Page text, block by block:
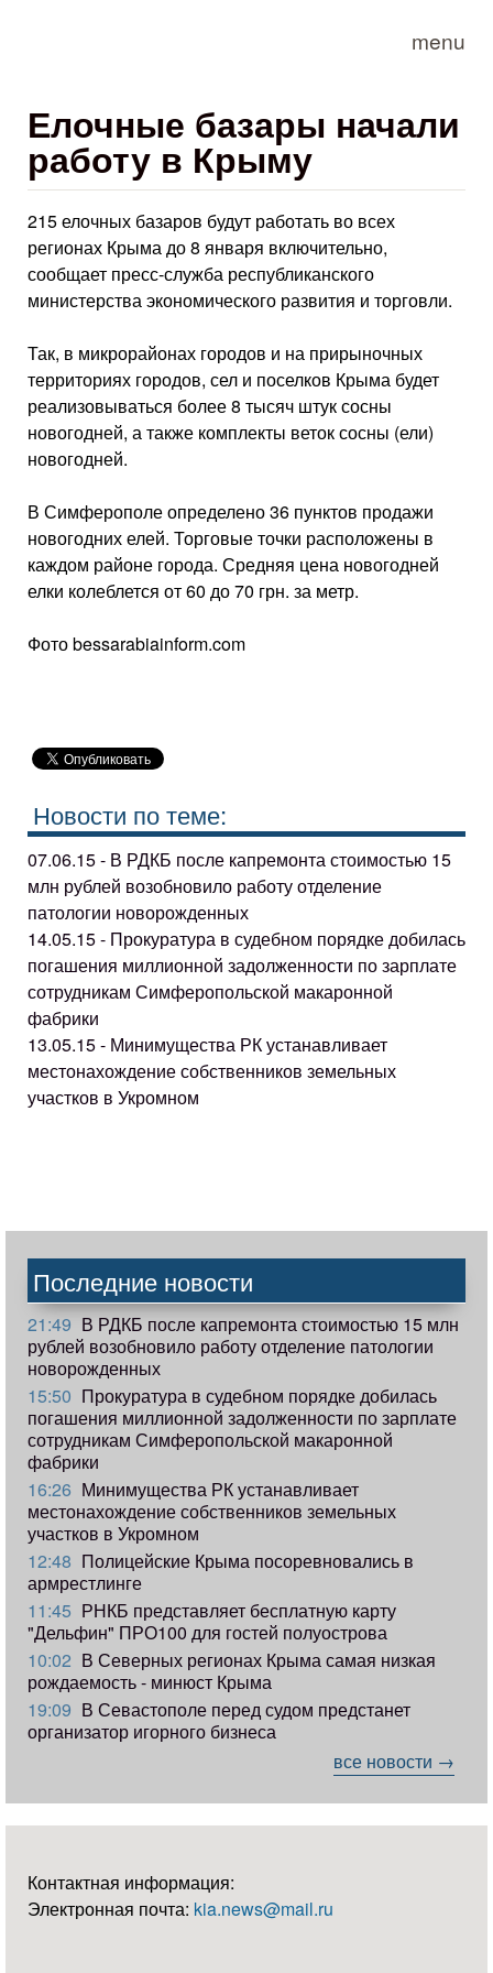
menu
Елочные базары начали
работу в Крыму
215 елочных базаров будут работать во всех
регионах Крыма до 8 января включительно,
сообщает пресс-служба республиканского
министерства экономического развития и торговли.
Так, в микрорайонах городов и на прирыночных
территориях городов, сел и поселков Крыма будет
реализовываться более 8 тысяч штук сосны
новогодней, а также комплекты веток сосны (ели)
новогодней.
В Симферополе определено 36 пунктов продажи
новогодних елей. Торговые точки расположены в
каждом районе города. Средняя цена новогодней
елки колеблется от 60 до 70 грн. за метр.
Фото bessarabiainform.com
Новости по теме:
07.06.15 - В РДКБ после капремонта стоимостью 15
млн рублей возобновило работу отделение
патологии новорожденных
14.05.15 - Прокуратура в судебном порядке добилась
погашения миллионной задолженности по зарплате
сотрудникам Симферопольской макаронной
фабрики
13.05.15 - Минимущества РК устанавливает
местонахождение собственников земельных
участков в Укромном
Последние новости
21:49 В РДКБ после капремонта стоимостью 15 млн
рублей возобновило работу отделение патологии
новорожденных
15:50 Прокуратура в судебном порядке добилась
погашения миллионной задолженности по зарплате
сотрудникам Симферопольской макаронной
фабрики
16:26 Минимущества РК устанавливает
местонахождение собственников земельных
участков в Укромном
12:48 Полицейские Крыма посоревновались в
армрестлинге
11:45 РНКБ представляет бесплатную карту
"Дельфин" ПРО100 для гостей полуострова
10:02 В Северных регионах Крыма самая низкая
рождаемость - минюст Крыма
19:09 В Севастополе перед судом предстанет
организатор игорного бизнеса
все новости →
Контактная информация:
Электронная почта: kia.news@mail.ru